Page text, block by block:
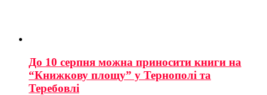
До 10 серпня можна приносити книги на
“Книжкову площу” у Тернополі та
Теребовлі